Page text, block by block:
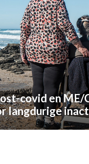
covid en ME/
langdurige